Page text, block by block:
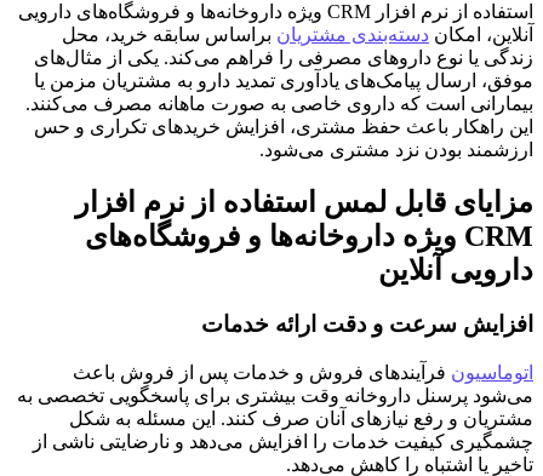
استفاده از نرم افزار CRM ویژه داروخانه‌ها و فروشگاه‌های دارویی
آنلاین، امکان دسته‌بندی مشتریان براساس سابقه خرید، محل
زندگی یا نوع داروهای مصرفی را فراهم می‌کند. یکی از مثال‌های
موفق، ارسال پیامک‌های یادآوری تمدید دارو به مشتریان مزمن یا
بیمارانی است که داروی خاصی به صورت ماهانه مصرف می‌کنند.
این راهکار باعث حفظ مشتری، افزایش خریدهای تکراری و حس
ارزشمند بودن نزد مشتری می‌شود.
مزایای قابل لمس استفاده از نرم افزار
CRM ویژه داروخانه‌ها و فروشگاه‌های
دارویی آنلاین
افزایش سرعت و دقت ارائه خدمات
اتوماسیون فرآیندهای فروش و خدمات پس از فروش باعث
می‌شود پرسنل داروخانه وقت بیشتری برای پاسخگویی تخصصی به
مشتریان و رفع نیازهای آنان صرف کنند. این مسئله به شکل
چشمگیری کیفیت خدمات را افزایش می‌دهد و نارضایتی ناشی از
تاخیر یا اشتباه را کاهش می‌دهد.